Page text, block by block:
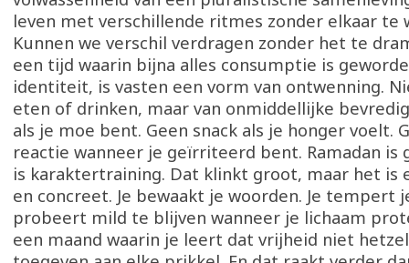
leven met verschillende ritmes zonder elkaar te
Kunnen we verschil verdragen zonder het te
een tijd waarin bijna alles consumptie is
identiteit, is vasten een vorm van ontwenning.
eten of drinken, maar van onmiddellijke
als je moe bent. Geen snack als je honger voelt.
reactie wanneer je geïrriteerd bent. Ramadan is
is karaktertraining. Dat klinkt groot, maar het is
en concreet. Je bewaakt je woorden. Je tempert
probeert mild te blijven wanneer je lichaam
een maand waarin je leert dat vrijheid niet